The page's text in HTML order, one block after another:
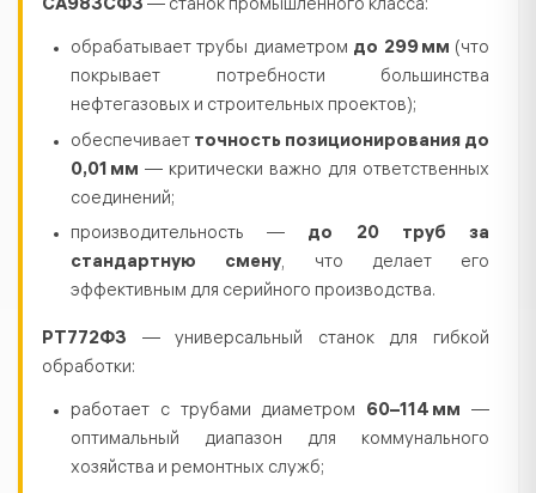
СА983СФ3 — станок промышленного класса:
обрабатывает трубы диаметром до 299 мм (что
покрывает потребности большинства
нефтегазовых и строительных проектов);
обеспечивает точность позиционирования до
0,01 мм — критически важно для ответственных
соединений;
производительность — до 20 труб за
стандартную смену, что делает его
эффективным для серийного производства.
РТ772Ф3 — универсальный станок для гибкой
обработки:
работает с трубами диаметром 60–114 мм —
оптимальный диапазон для коммунального
хозяйства и ремонтных служб;